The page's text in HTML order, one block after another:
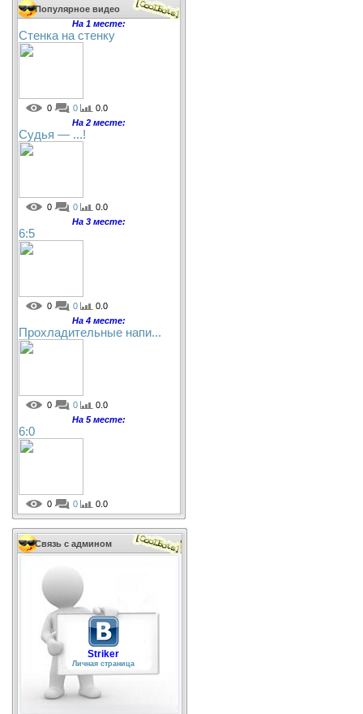
Популярное видео
На 1 месте:
Стенка на стенку
0 0
0.0
На 2 месте:
Судья — ...!
0 0
0.0
На 3 месте:
6:5
0 0
0.0
На 4 месте:
Прохладительные напи...
0 0
0.0
На 5 месте:
6:0
0 0 0.0
Связь с админом
Striker
Личная страница